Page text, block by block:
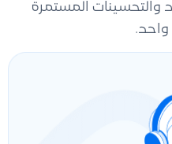
المستمرة